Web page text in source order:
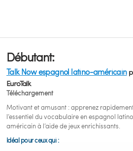
Débutant:
Talk Now espagnol latino-américain
EuroTalk
Téléchargement
Motivant et amusant : apprenez
l’essentiel du vocabulaire en espagnol
américain à l’aide de jeux enrichissants.
Idéal pour ceux qui :